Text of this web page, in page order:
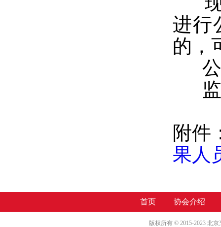
进行
的，
公
监
附件
果人
首页 协会介绍
版权所有 © 2015-2023 北